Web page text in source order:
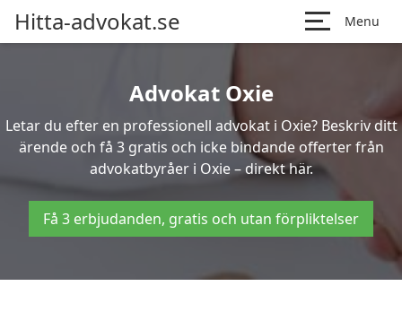
Hitta-advokat.se Menu
Advokat Oxie
Letar du efter en professionell advokat i Oxie? Beskriv ditt
ärende och få 3 gratis och icke bindande offerter från
advokatbyråer i Oxie – direkt här.
Få 3 erbjudanden, gratis och utan förpliktelser